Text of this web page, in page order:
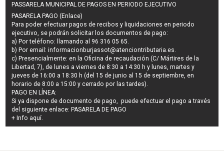
PASSARELA MUNICIPAL DE PAGOS EN PERIODO EJECUTIVO
PASARELA PAGO (Enlace)
Para poder efectuar pagos derecibos y liquidaciones en periodo
ejecutivo, se podrán solicitar los documentos de pago:
a) Por teléfono: llamando al 96 316 05 65.
b) Por email:informacionburjassot@atenciontributaria.es.
c) Presencialmente: en la Oficina de recaudación (C/ Mártires de la
Libertad, 7), de lunes a viernes de 8:30 a 14:30 h y lunes, martes y
jueves de 16:00 a 18:30 h (del 15 de junio al 15 de septiembre, en
horario de 8:00 a 15:00 y cerrado por las tardes).
PAGO EN LÍNEA:
Si ya dispone de documento de pago, puede efectuar el pago a través
del siguiente enlace: PASARELA DE PAGO
+ Info aquí.